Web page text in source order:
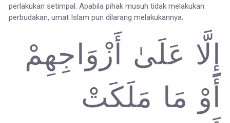
perlakukan setimpal. Apabila pihak musuh tidak melakukan
perbudakan, umat Islam pun dilarang melakukannya.
إِلَّا عَلَىٰ أَزْوَاجِهِمْ
أَوْ مَا مَلَكَتْ